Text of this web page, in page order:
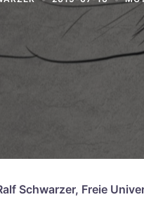
Schwarzer, Freie